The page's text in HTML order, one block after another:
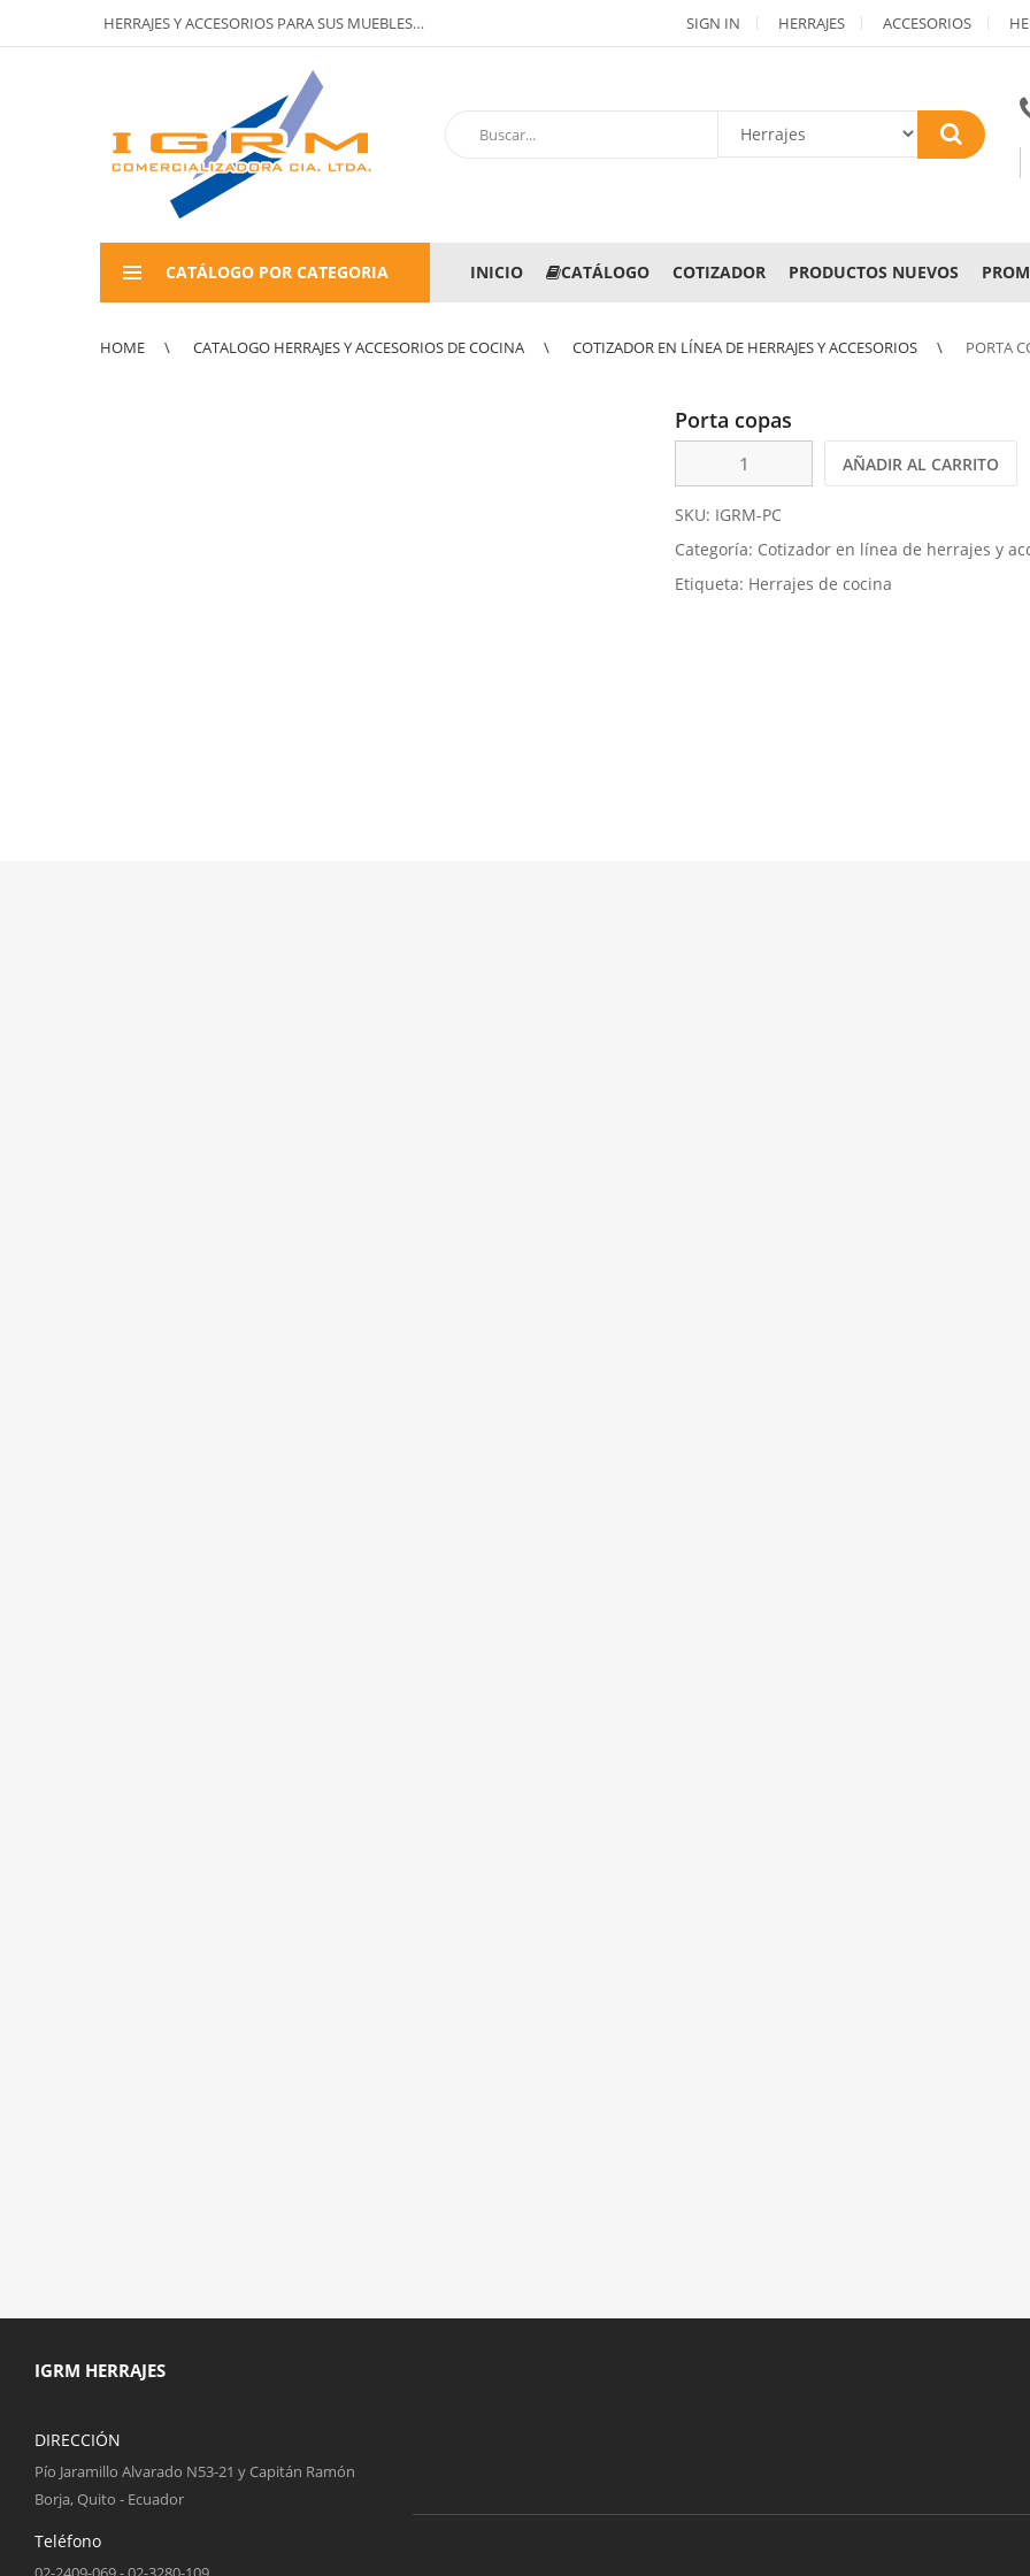
HERRAJES Y ACCESORIOS PARA SUS MUEBLES… SIGN IN HERRAJES ACCESORIOS
CATÁLOGO POR CATEGORIA INICIO CATÁLOGO COTIZADOR PRODUCTOS NUEVOS
HOME CATALOGO HERRAJES Y ACCESORIOS DE COCINA COTIZADOR EN LÍNEA DE HERRAJES Y ACCESORIOS PORTA
Porta copas
AÑADIR AL CARRITO
SKU: IGRM-PC
Categoría: Cotizador en línea de herrajes y
Etiqueta: Herrajes de cocina
IGRM HERRAJES
DIRECCIÓN
Pío Jaramillo Alvarado N53-21 y Capitán Ramón
Borja, Quito - Ecuador
Teléfono